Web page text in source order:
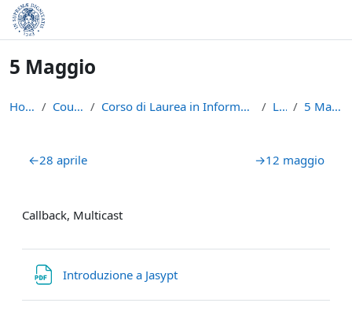
Skip to main content
5 Maggio
Home Courses Corso di Laurea in Informatica (L-31) LRA 5 Maggio
Section outline
←28 aprile →12 maggio
Callback, Multicast
Introduzione a Jasypt